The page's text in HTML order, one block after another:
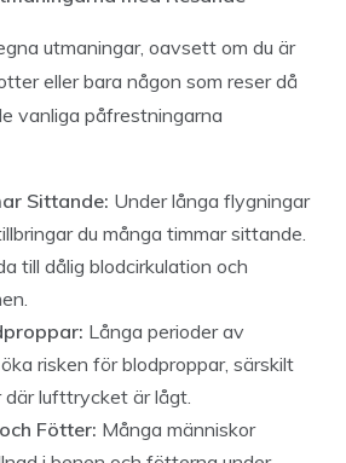
utmaningar, oavsett om du är
eller bara någon som reser då
vanliga påfrestningarna
Sittande: Under långa flygningar
du många timmar sittande.
till dålig blodcirkulation och
Långa perioder av
risken för blodproppar, särskilt
där lufttrycket är lågt.
Fötter: Många människor